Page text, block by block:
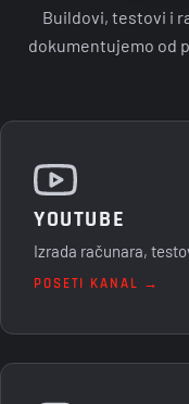
Buildovi, testovi i
dokumentujemo od
YOUTUBE
Izrada računara,
POSETI KANAL →